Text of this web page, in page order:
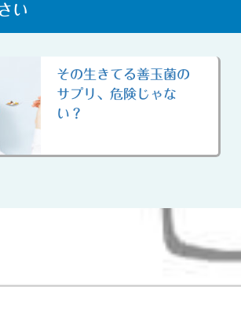
い
その生きてる善玉菌の
サプリ、危険じゃな
い？